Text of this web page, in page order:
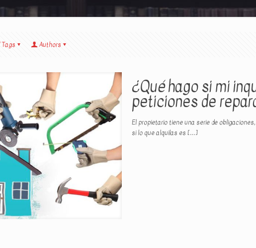
Tags Authors
¿Qué hago si mi
peticiones de
El propietario tiene una serie de
si lo que alquilas es […]